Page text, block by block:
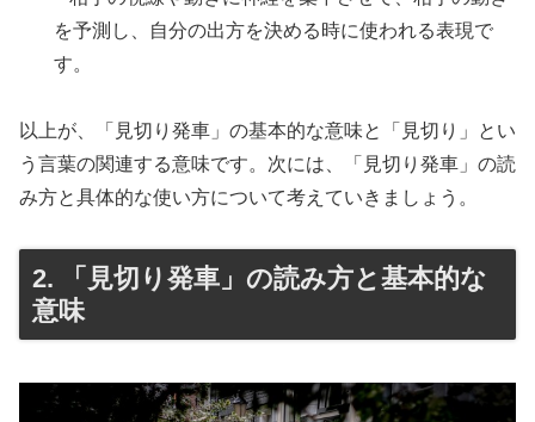
を予測し、自分の出方を決める時に使われる表現で
す。
以上が、「見切り発車」の基本的な意味と「見切り」とい
う言葉の関連する意味です。次には、「見切り発車」の読
み方と具体的な使い方について考えていきましょう。
2. 「見切り発車」の読み方と基本的な
意味